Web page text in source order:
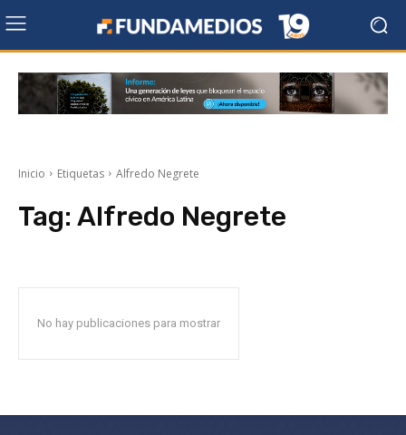
Inicio Etiquetas Alfredo Negrete
Tag: Alfredo Negrete
No hay publicaciones para mostrar